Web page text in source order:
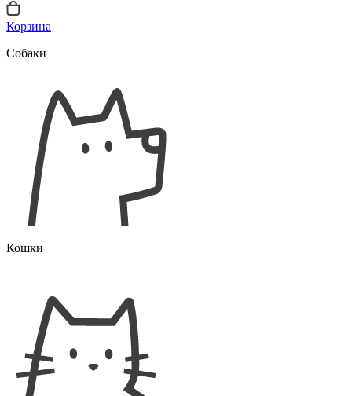
Корзина
Собаки
Кошки